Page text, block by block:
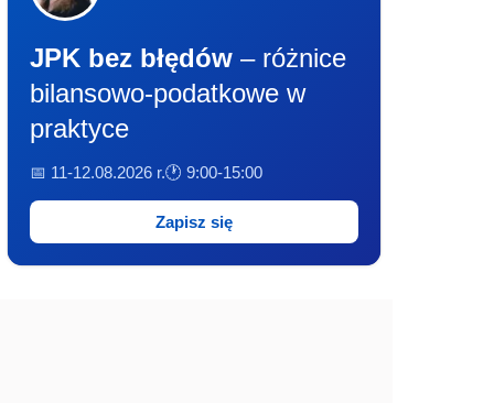
JPK bez błędów – różnice
bilansowo-podatkowe w
praktyce
📅 11-12.08.2026 r.🕐 9:00-15:00
Zapisz się